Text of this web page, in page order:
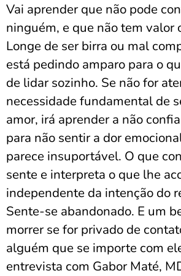
Vai aprender que não pode
ninguém, e que não tem valor
Longe de ser birra ou mal
está pedindo amparo para o
de lidar sozinho. Se não for
necessidade fundamental de
amor, irá aprender a não
para não sentir a dor
parece insuportável. O que
sente e interpreta o que lhe
independente da intenção do
Sente-se abandonado. E um
morrer se for privado de
alguém que se importe com
entrevista com Gabor Maté,